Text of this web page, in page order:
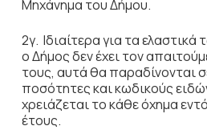
Μηχάνημα του Δήμου.
2γ. Ιδιαίτερα για τα
ο Δήμος δεν έχει τον
τους, αυτά θα παραδίνονται
ποσότητες και κωδικούς
χρειάζεται το κάθε όχημα
έτους.